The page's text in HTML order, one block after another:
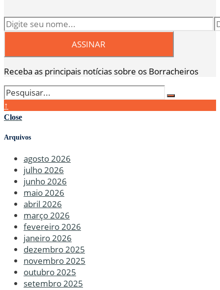
Receba as principais notícias sobre os Borracheiros
↑
Close
Arquivos
agosto 2026
julho 2026
junho 2026
maio 2026
abril 2026
março 2026
fevereiro 2026
janeiro 2026
dezembro 2025
novembro 2025
outubro 2025
setembro 2025